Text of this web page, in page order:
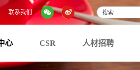
联系我们
心 CSR 人材招聘